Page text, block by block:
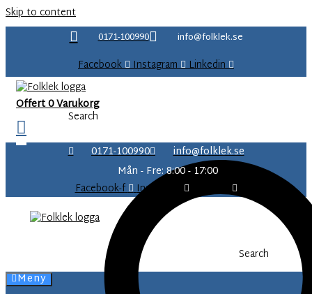
content
Skip to content
0171-100990 info@folklek.se
Facebook Instagram Linkedin
Offert0Varukorg
Search
0171-100990
info@folklek.se
Mån - Fre: 8:00 - 17:00
Facebook-f
Instagram
Search
Meny